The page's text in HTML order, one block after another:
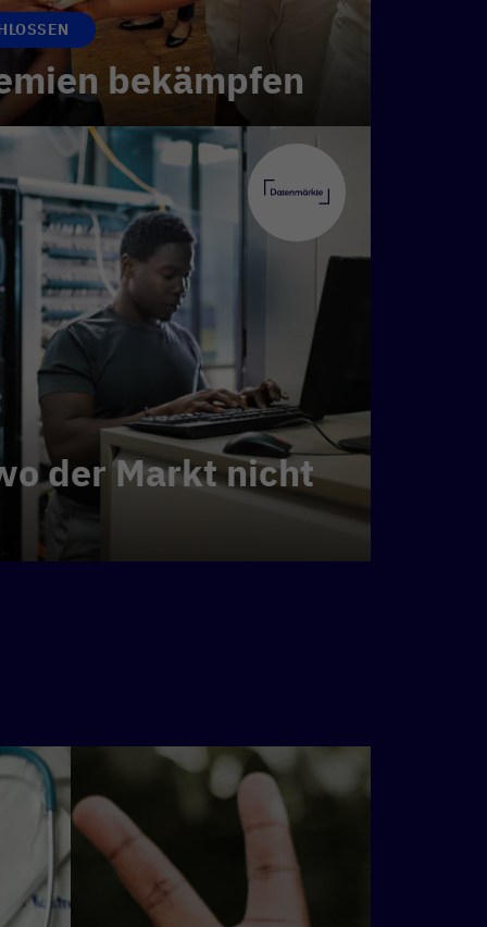
bekämpfen
der Markt nicht